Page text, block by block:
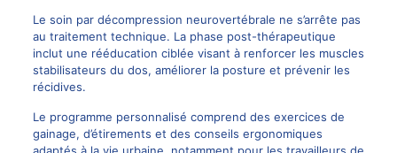
Le soin par décompression neurovertébrale ne s’arrête pas
au traitement technique. La phase post-thérapeutique
inclut une rééducation ciblée visant à renforcer les muscles
stabilisateurs du dos, améliorer la posture et prévenir les
récidives.
Le programme personnalisé comprend des exercices de
gainage, d’étirements et des conseils ergonomiques